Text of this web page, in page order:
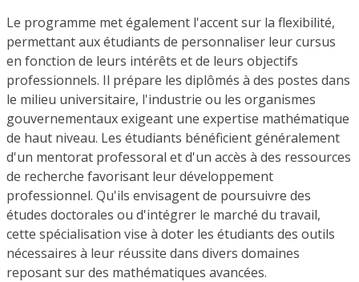
Le programme met également l'accent sur la flexibilité,
permettant aux étudiants de personnaliser leur cursus
en fonction de leurs intérêts et de leurs objectifs
professionnels. Il prépare les diplômés à des postes dans
le milieu universitaire, l'industrie ou les organismes
gouvernementaux exigeant une expertise mathématique
de haut niveau. Les étudiants bénéficient généralement
d'un mentorat professoral et d'un accès à des ressources
de recherche favorisant leur développement
professionnel. Qu'ils envisagent de poursuivre des
études doctorales ou d'intégrer le marché du travail,
cette spécialisation vise à doter les étudiants des outils
nécessaires à leur réussite dans divers domaines
reposant sur des mathématiques avancées.